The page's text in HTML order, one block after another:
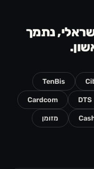
נתמך
TenBis
DTS
Cardcom
מזומן